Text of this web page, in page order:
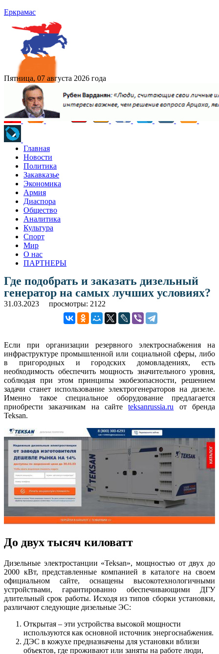
Еркрамас
Пятница, 07 августа 2026 года
Главная
Новости
Политика
Закавказье
Экономика
Армия
Диаспора
Общество
Аналитика
Культура
Спорт
Мир
О нас
ПАРТНЕРЫ
Где подобрать и заказать дизельный
генератор на самых лучших условиях?
31.03.2023 просмотры: 2122
Если при организации резервного электроснабжения на
инфраструктуре промышленной или социальной сферы, либо
в пригородных и городских домовладениях, есть
необходимость обеспечить мощность значительного уровня,
соблюдая при этом принципы экобезопасности, решением
задачи станет использование электрогенераторов на дизеле.
Именно такое специальное оборудование предлагается
приобрести заказчикам на сайтеteksanrussia.ru от бренда
Teksan.
До двух тысяч киловатт
Дизельные электростанции «Teksan», мощностью от двух до
2000 кВт, представленные компанией в каталоге на своем
официальном сайте, оснащены высокотехнологичными
устройствами, гарантированно обеспечивающими ДГУ
длительный срок работы. Исходя из типов сборки установки,
различают следующие дизельные ЭС:
Открытая – эти устройства высокой мощности
используются как основной источник энергоснабжения.
ДЭС в кожухе предназначены для установки вблизи
объектов, где проживают или заняты на работе люди,